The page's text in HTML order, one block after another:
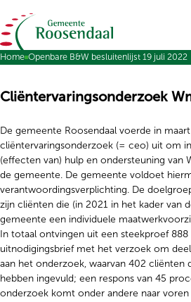
Ga naar de inhoud
Home Openbare B&W besluitenlijst 19 juli 2022
Cliëntervaringsonderzoek
De gemeente Roosendaal voerde in
cliëntervaringsonderzoek (= ceo) uit om
(effecten van) hulp en ondersteuning van
de gemeente. De gemeente voldoet
verantwoordingsverplichting. De
zijn cliënten die (in 2021 in het kader van
gemeente een individuele
In totaal ontvingen uit een steekproef
uitnodigingsbrief met het verzoek om
aan het onderzoek, waarvan 402 cliënten
hebben ingevuld; een respons van 45
onderzoek komt onder andere naar voren